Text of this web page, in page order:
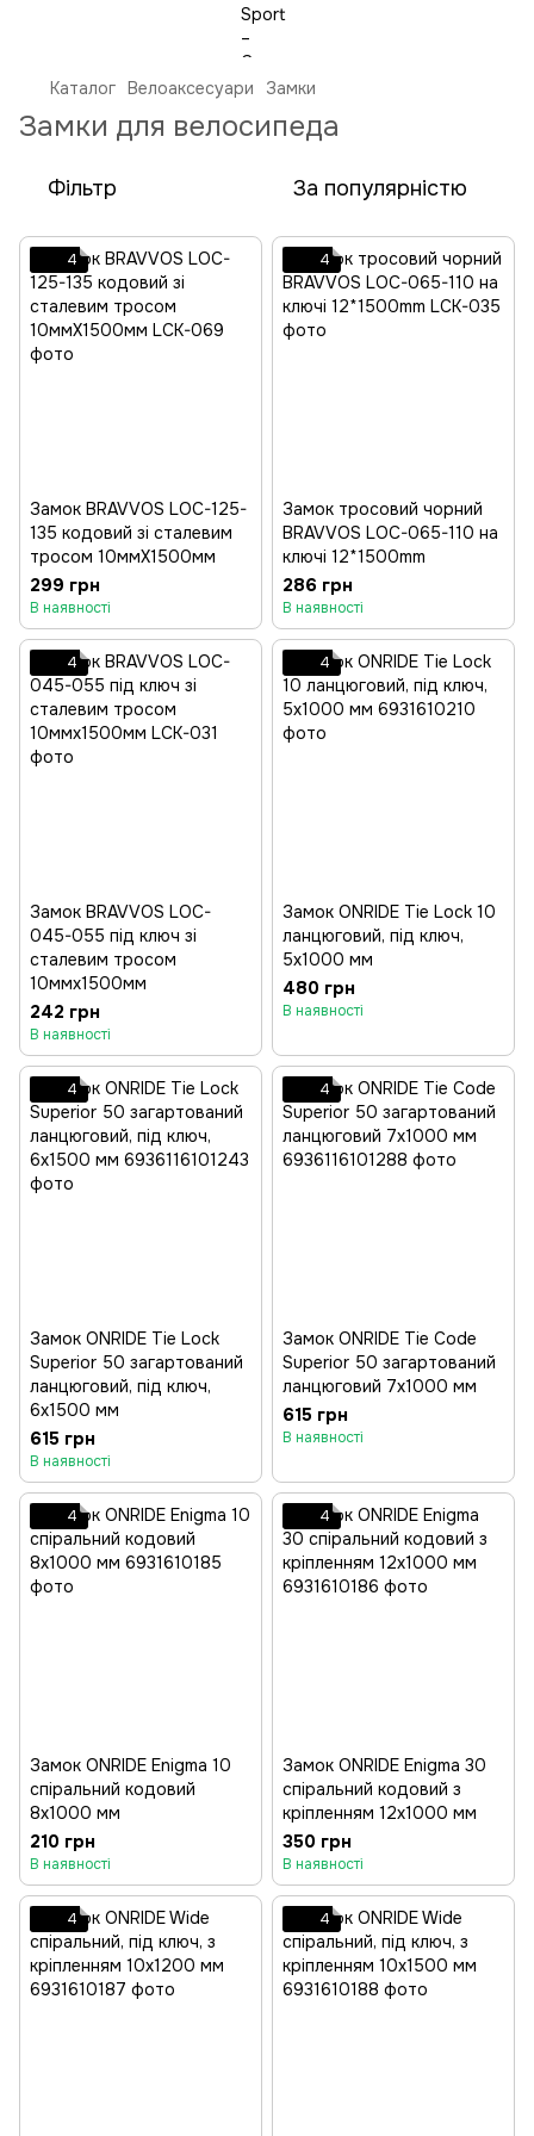
Каталог Велоаксесуари Замки
Замки для велосипеда
Фільтр За популярністю
4
Замок BRAVVOS LOC-125-
135 кодовий зі сталевим
тросом 10ммX1500мм
299 грн
В наявності
4
Замок тросовий чорний
BRAVVOS LOC-065-110 на
ключі 12*1500mm
286 грн
В наявності
4
Замок BRAVVOS LOC-
045-055 під ключ зі
сталевим тросом
10ммх1500мм
242 грн
В наявності
4
Замок ONRIDE Tie Lock 10
ланцюговий, під ключ,
5x1000 мм
480 грн
В наявності
4
Замок ONRIDE Tie Lock
Superior 50 загартований
ланцюговий, під ключ,
6x1500 мм
615 грн
В наявності
4
Замок ONRIDE Tie Code
Superior 50 загартований
ланцюговий 7x1000 мм
615 грн
В наявності
4
Замок ONRIDE Enigma 10
спіральний кодовий
8x1000 мм
210 грн
В наявності
4
Замок ONRIDE Enigma 30
спіральний кодовий з
кріпленням 12x1000 мм
350 грн
В наявності
4 4